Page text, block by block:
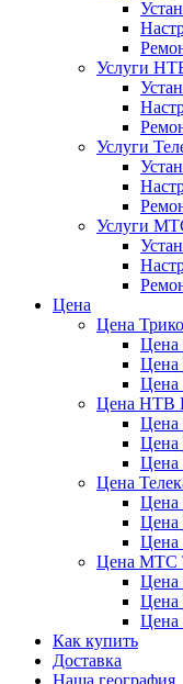
Услуги
Услуги
Услуги
Цена
Цена
Цена
Цена
Цена
Цена НТВ
Цена
Цена
Цена
Цена
Цена
Цена
Цена МТС
Цена
Цена
Как купить
Доставка
Наша география